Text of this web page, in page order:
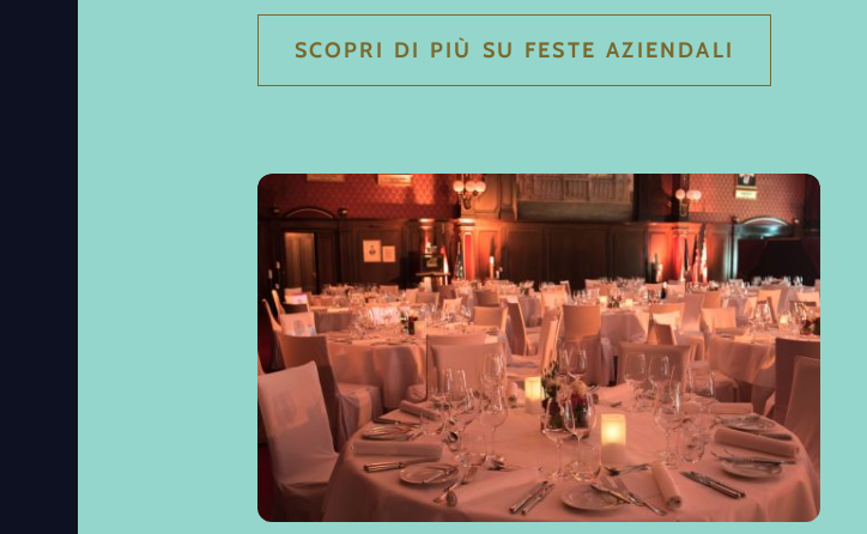
SCOPRI DI PIÙ SU FESTE AZIENDALI